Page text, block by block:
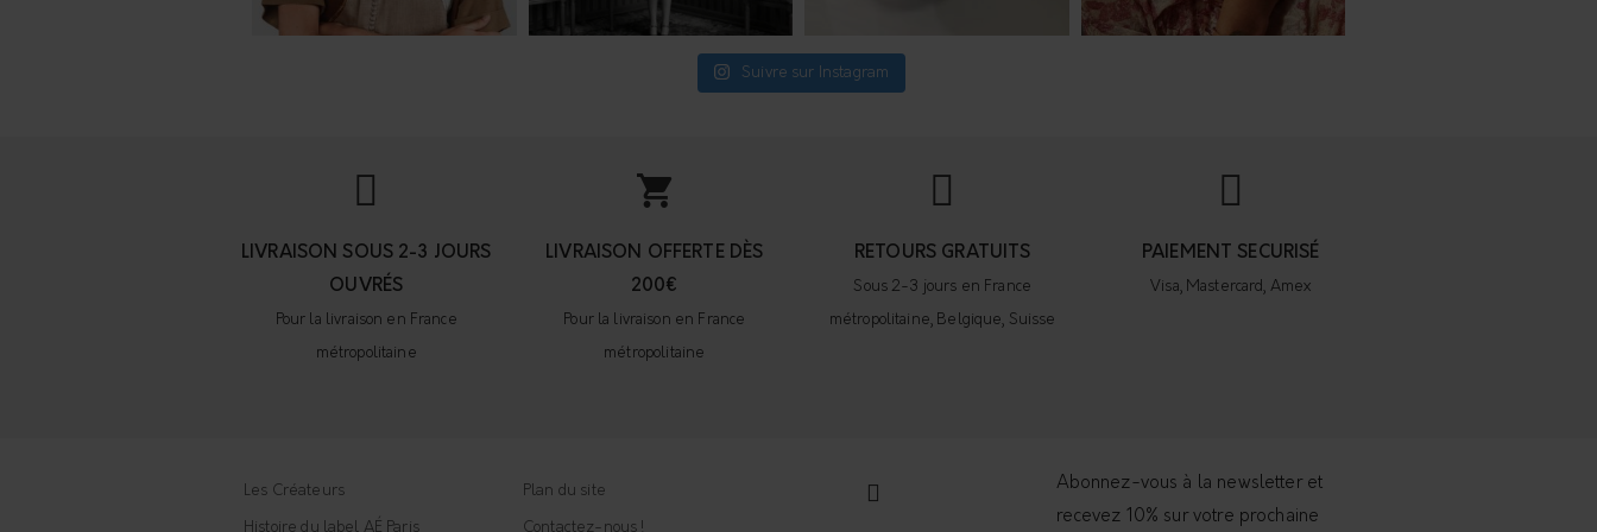
Suivre sur Instagram
LIVRAISON SOUS 2-3 JOURS
OUVRÉS
Pour la livraison en France
métropolitaine
LIVRAISON OFFERTE DÈS
200€
Pour la livraison en France
métropolitaine
RETOURS GRATUITS
Sous 2-3 jours en France
métropolitaine, Belgique, Suisse
PAIEMENT SECURISÉ
Visa, Mastercard, Amex
Abonnez-vous à la newsletter et
recevez 10% sur votre prochaine
Les Créateurs
Histoire du label AÉ Paris
Plan du site
Contactez-nous !